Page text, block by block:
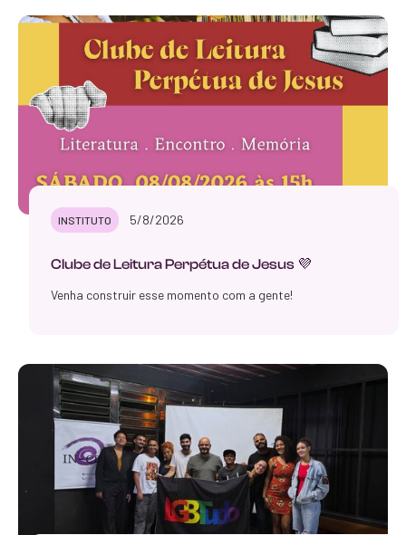
INSTITUTO 5/8/2026
Clube de Leitura Perpétua de Jesus 💜
Venha construir esse momento com a gente!